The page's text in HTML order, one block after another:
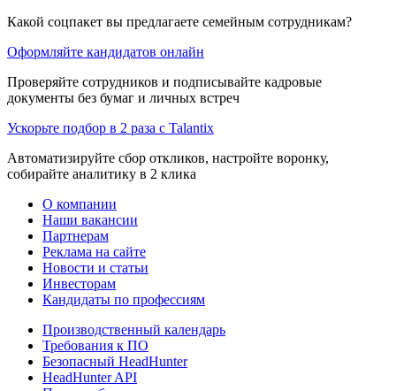
Какой соцпакет вы предлагаете семейным сотрудникам?
Оформляйте кандидатов онлайн
Проверяйте сотрудников и подписывайте кадровые
документы без бумаг и личных встреч
Ускорьте подбор в 2 раза с Talantix
Автоматизируйте сбор откликов, настройте воронку,
собирайте аналитику в 2 клика
О компании
Наши вакансии
Партнерам
Реклама на сайте
Новости и статьи
Инвесторам
Кандидаты по профессиям
Производственный календарь
Требования к ПО
Безопасный HeadHunter
HeadHunter API